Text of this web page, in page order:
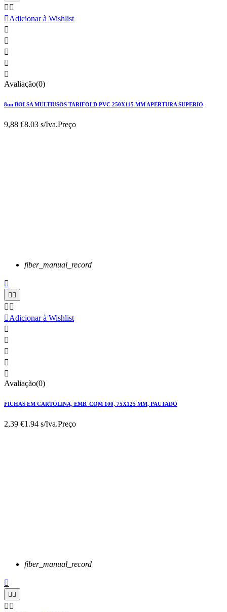
 
Adicionar à Wishlist





Avaliação(0)
8un BOLSA MULTIUSOS TARIFOLD PVC 250X115 MM APERTURA SUPERIO
9,88 €8.03 s/Iva.Preço
fiber_manual_record

 
 
Adicionar à Wishlist





Avaliação(0)
FICHAS EM CARTOLINA, EMB. COM 100, 75X125 MM, PAUTADO
2,39 €1.94 s/Iva.Preço
fiber_manual_record

 
 